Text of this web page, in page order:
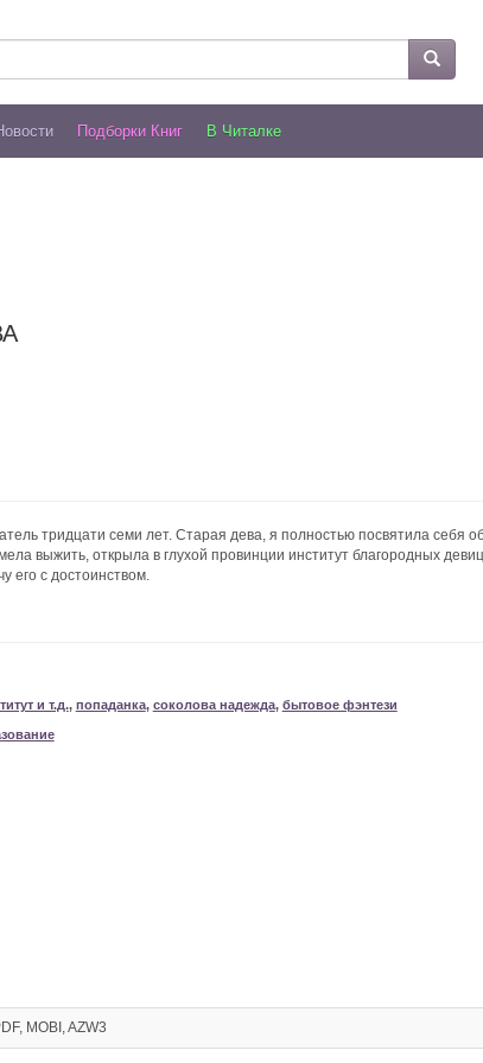
Подборки Книг В Читалке
тридцати семи лет. Старая дева, я полностью посвятила себя
выжить, открыла в глухой провинции институт благородных
его с достоинством.
и т.д., попаданка, соколова надежда, бытовое фэнтези
MOBI, AZW3